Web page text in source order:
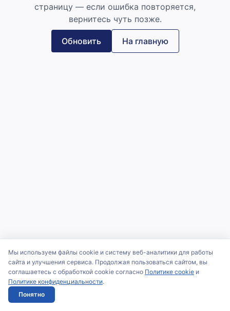
страницу — если ошибка повторяется,
вернитесь чуть позже.
Обновить На главную
Мы используем файлы cookie и систему веб-аналитики для работы
сайта и улучшения сервиса. Продолжая пользоваться сайтом, вы
соглашаетесь с обработкой cookie согласно Политике cookie и
Политике конфиденциальности.
Понятно